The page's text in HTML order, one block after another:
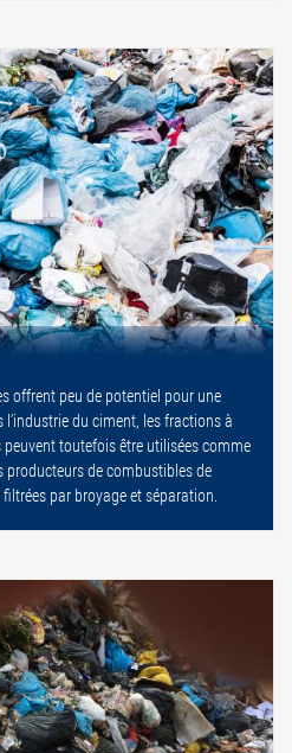
offrent peu de potentiel pour une
du ciment, les fractions à
peuvent toutefois être utilisées comme
de combustibles de
par broyage et séparation.